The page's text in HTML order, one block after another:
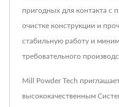
пригодных для контакта с
очистке конструкции и
стабильную работу и
требовательного
Mill Powder Tech
высококачественным